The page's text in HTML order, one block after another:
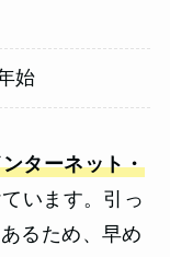
始
ターネット・
います。引っ
るため、早め